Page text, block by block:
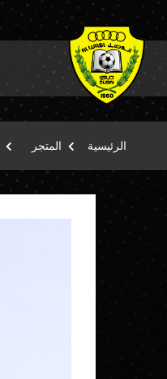
الرئيسية المتجر